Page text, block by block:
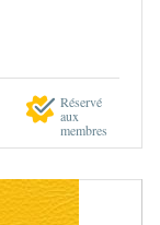
Réservé
aux
membres